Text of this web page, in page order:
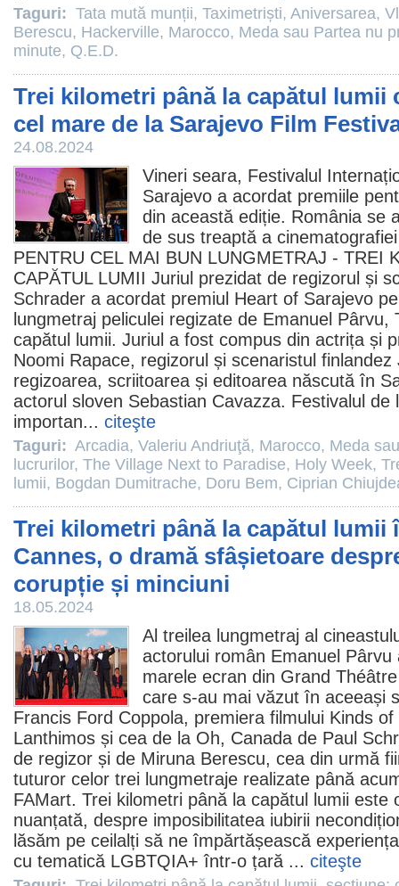
Taguri: Tata mută munții, Taximetriști, Aniversarea,
Berescu, Hackerville, Marocco, Meda sau Partea nu
minute, Q.E.D.
Trei kilometri până la capătul lumii
cel mare de la Sarajevo Film
24.08.2024
Vineri seara, Festivalul
Sarajevo a acordat premiile
din această ediție. România se
de sus treaptă a
PENTRU CEL MAI BUN LUNGMETRAJ - TREI
CAPĂTUL LUMII Juriul prezidat de regizorul și
Schrader a acordat premiul Heart of Sarajevo
lungmetraj peliculei regizate de Emanuel Pârvu,
capătul lumii. Juriul a fost compus din actrița și
Noomi Rapace, regizorul și scenaristul
regizoarea, scriitoarea și editoarea născută în
actorul sloven Sebastian Cavazza. Festivalul de
importan... citeşte
Taguri: Arcadia, Valeriu Andriuţă, Marocco, Meda
lucrurilor, The Village Next to Paradise, Holy Week,
lumii, Bogdan Dumitrache, Doru Bem, Ciprian
Trei kilometri până la capătul lumii
Cannes, o dramă sfâșietoare
corupție și minciuni
18.05.2024
Al treilea lungmetraj al
actorului român Emanuel Pârvu
marele ecran din Grand
care s-au mai văzut în aceeași
Francis Ford Coppola, premiera filmului Kinds of
Lanthimos și cea de la Oh, Canada de Paul
de regizor și de Miruna Berescu, cea din urmă
tuturor celor trei lungmetraje realizate până
FAMart. Trei kilometri până la capătul lumii este
nuanțată, despre imposibilitatea iubirii
lăsăm pe ceilalți să ne împărtășească
cu tematică LGBTQIA+ într-o țară ... citeşte